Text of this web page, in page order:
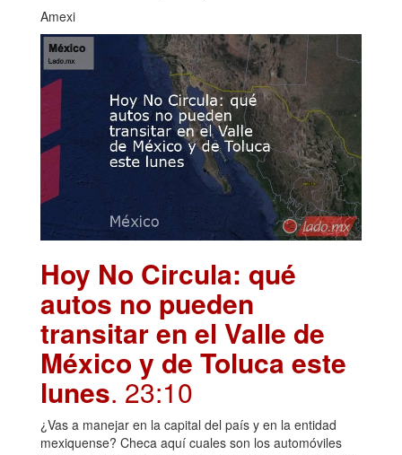
Amexi
Hoy No Circula: qué
autos no pueden
transitar en el Valle de
México y de Toluca este
lunes. 23:10
¿Vas a manejar en la capital del país y en la entidad
mexiquense? Checa aquí cuales son los automóviles